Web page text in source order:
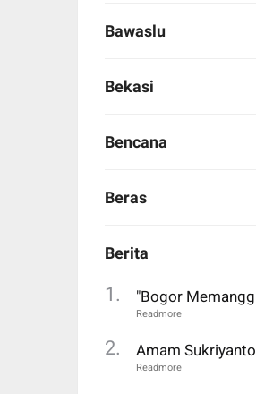
Bawaslu
Bekasi
Bencana
Beras
Berita
"Bogor
Amam